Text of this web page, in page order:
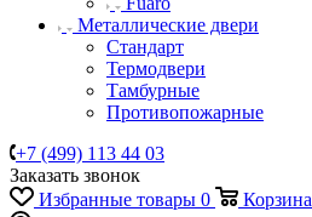
Металлические двери
Стандарт
Термодвери
Тамбурные
Противопожарные
+7 (499) 113 44 03
Заказать звонок
Избранные товары 0 Корзина